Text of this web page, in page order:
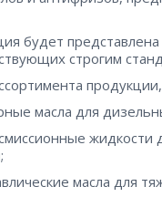
будет
строгим
масла для
жидкости
масла для